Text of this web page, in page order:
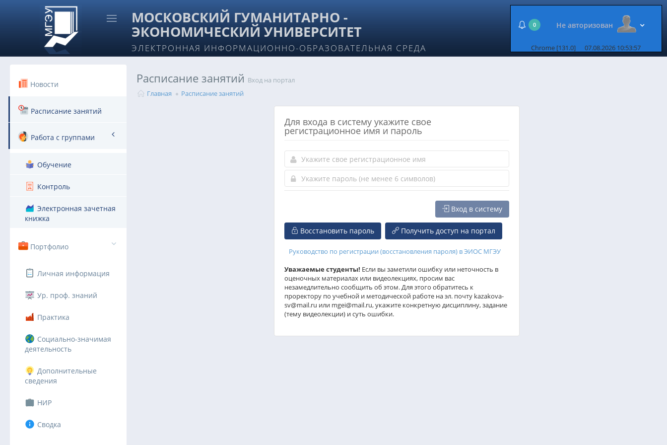
МОСКОВСКИЙ ГУМАНИТАРНО -
ЭКОНОМИЧЕСКИЙ УНИВЕРСИТЕТ
ЭЛЕКТРОННАЯ ИНФОРМАЦИОННО-ОБРАЗОВАТЕЛЬНАЯ СРЕДА
0 Не авторизован
Chrome [131.0] 07.08.2026 10:53:57
Новости
Расписание занятий
Работа с группами
Обучение
Контроль
Электронная зачетная
книжка
Портфолио
Личная информация
Ур. проф. знаний
Практика
Социально-значимая
деятельность
Дополнительные
сведения
НИР
Сводка
Расписание занятий Вход на портал
Главная
Расписание занятий
Для входа в систему укажите свое
регистрационное имя и пароль
Вход в систему
Восстановить пароль Получить доступ на портал
Руководство по регистрации (восстановления пароля) в ЭИОС МГЭУ
Уважаемые студенты! Если вы заметили ошибку или неточность в
оценочных материалах или видеолекциях, просим вас
незамедлительно сообщить об этом. Для этого обратитесь к
проректору по учебной и методической работе на эл. почту kazakova-
sv@mail.ru или mgei@mail.ru, укажите конкретную дисциплину, задание
(тему видеолекции) и суть ошибки.